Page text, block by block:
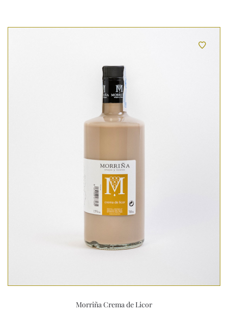
Morriña Crema de Licor